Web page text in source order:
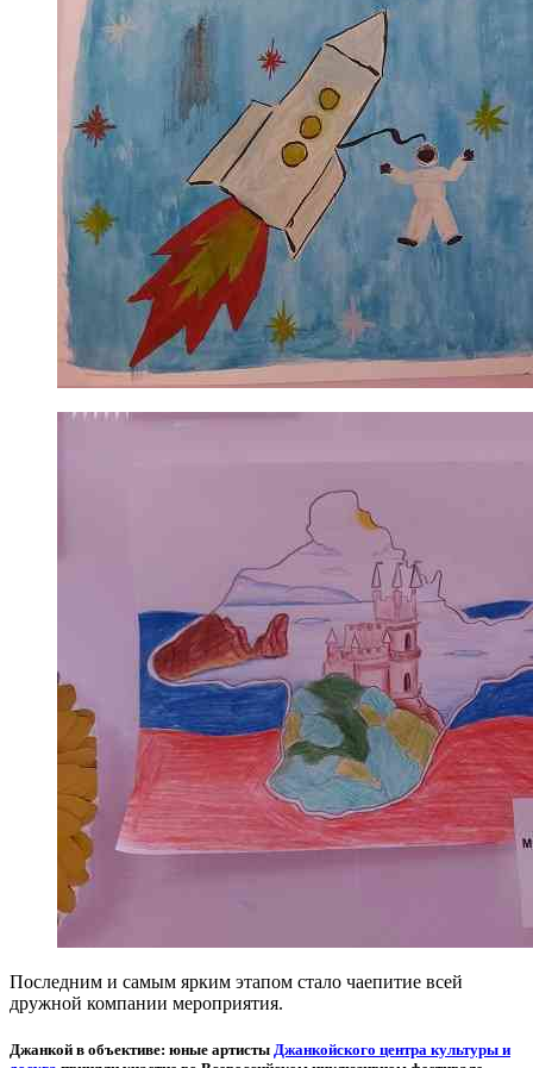
Последним и самым ярким этапом стало чаепитие всей
дружной компании мероприятия.
Джанкой в объективе: юные артисты Джанкойского центра культуры и